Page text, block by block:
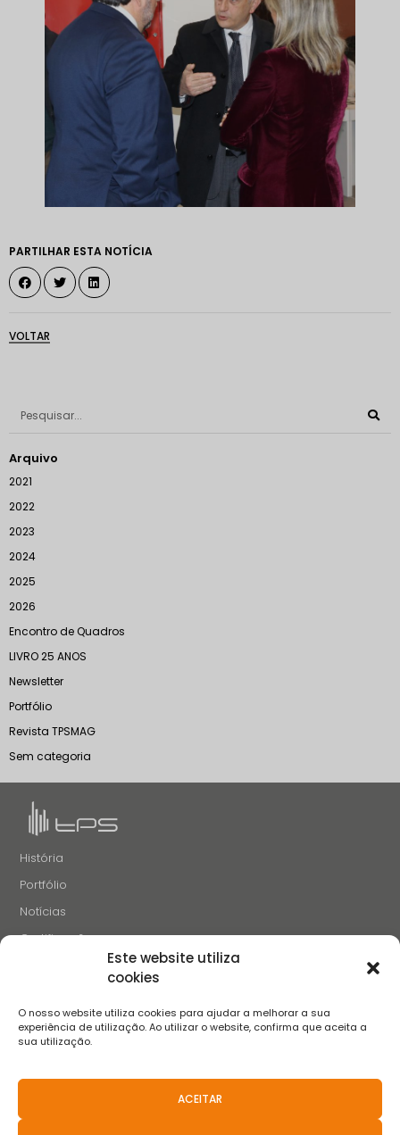
Este website utiliza
cookies
O nosso website utiliza cookies para ajudar a melhorar a sua
experiência de utilização. Ao utilizar o website, confirma que aceita a
sua utilização.
ACEITAR
PARTILHAR ESTA NOTÍCIA
VOLTAR
Arquivo
2021
2022
2023
2024
2025
2026
Encontro de Quadros
LIVRO 25 ANOS
Newsletter
Portfólio
Revista TPSMAG
Sem categoria
História
Portfólio
Notícias
Certificações
SIGA-NOS
Aviso de Privacidade